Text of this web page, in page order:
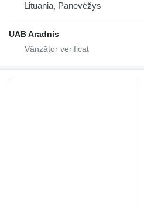
Lituania, Panevėžys
UAB Aradnis